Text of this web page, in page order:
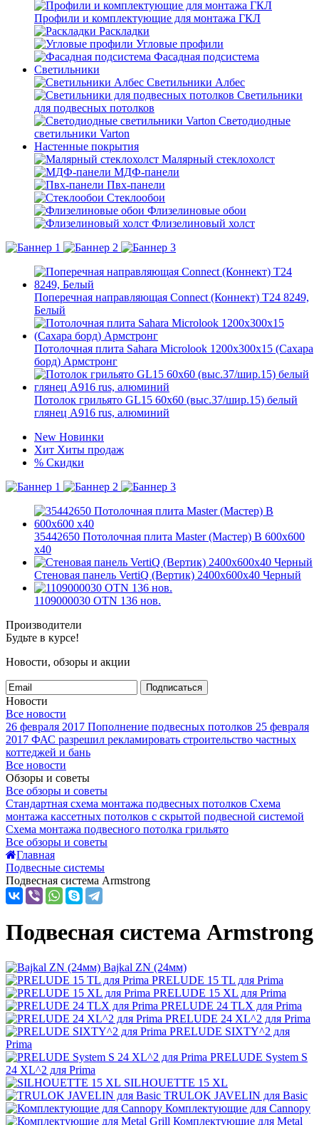
Профили и комплектующие для монтажа ГКЛ
Раскладки
Угловые профили
Фасадная подсистема
Светильники
Светильники Албес
Светильники
для подвесных потолков
Светодиодные
светильники Varton
Настенные покрытия
Малярный стеклохолст
МДФ-панели
Пвх-панели
Стеклообои
Флизелиновые обои
Флизелиновый холст
Поперечная направляющая Connect (Коннект) T24 8249,
Белый
Потолочная плита Sahara Microlook 1200x300x15 (Сахара
борд) Армстронг
Потолок грильято GL15 60х60 (выс.37/шир.15) белый
глянец А916 rus, алюминий
New Новинки
Хит Хиты продаж
% Скидки
35442650 Потолочная плита Master (Мастер) B 600x600
x40
Стеновая панель VertiQ (Вертик) 2400x600x40 Черный
1109000030 OTN 136 нов.
Производители
Будьте в курсе!
Новости, обзоры и акции
Подписаться
Новости
Все новости
26 февраля 2017 Пополнение подвесных потолков 25 февраля
2017 ФАС разрешил рекламировать строительство частных
коттеджей и бань
Все новости
Обзоры и советы
Все обзоры и советы
Стандартная схема монтажа подвесных потолков Схема
монтажа кассетных потолков с скрытой подвесной системой
Схема монтажа подвесного потолка грильято
Все обзоры и советы
Главная
Подвесные системы
Подвесная система Armstrong
Подвесная система Armstrong
Bajkal ZN (24мм)
PRELUDE 15 TL для Prima
PRELUDE 15 XL для Prima
PRELUDE 24 TLX для Prima
PRELUDE 24 XL^2 для Prima
PRELUDE SIXTY^2 для
Prima
PRELUDE System S
24 XL^2 для Prima
SILHOUETTE 15 XL
TRULOK JAVELIN для Basic
Комплектующие для Cannopy
Комплектующие для Metal